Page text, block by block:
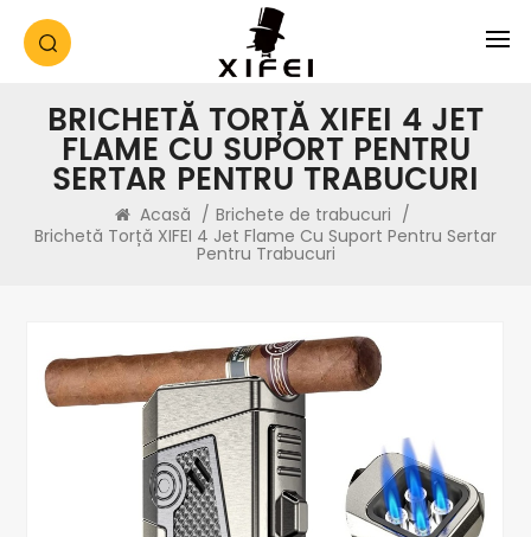
BRICHETĂ TORȚĂ XIFEI 4 JET
FLAME CU SUPORT PENTRU
SERTAR PENTRU TRABUCURI
Acasă / Brichete de trabucuri /
Brichetă Torță XIFEI 4 Jet Flame Cu Suport Pentru Sertar
Pentru Trabucuri